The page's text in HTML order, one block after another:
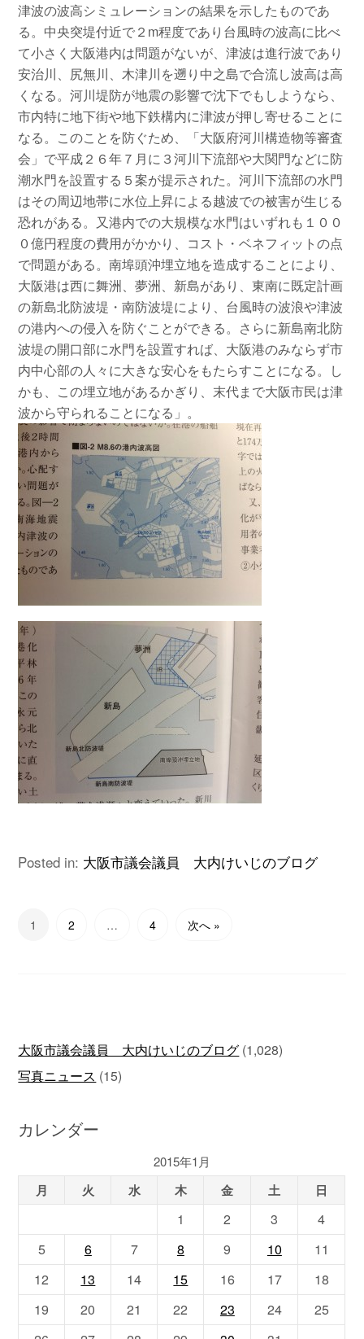
津波の波高シミュレーションの結果を示したものであ
る。中央突堤付近で２m程度であり台風時の波高に比べ
て小さく大阪港内は問題がないが、津波は進行波であり
安治川、尻無川、木津川を遡り中之島で合流し波高は高
くなる。河川堤防が地震の影響で沈下でもしようなら、
市内特に地下街や地下鉄構内に津波が押し寄せることに
なる。このことを防ぐため、「大阪府河川構造物等審査
会」で平成２６年７月に３河川下流部や大関門などに防
潮水門を設置する５案が提示された。河川下流部の水門
はその周辺地帯に水位上昇による越波での被害が生じる
恐れがある。又港内での大規模な水門はいずれも１００
０億円程度の費用がかかり、コスト・ベネフィットの点
で問題がある。南埠頭沖埋立地を造成することにより、
大阪港は西に舞洲、夢洲、新島があり、東南に既定計画
の新島北防波堤・南防波堤により、台風時の波浪や津波
の港内への侵入を防ぐことができる。さらに新島南北防
波堤の開口部に水門を設置すれば、大阪港のみならず市
内中心部の人々に大きな安心をもたらすことになる。し
かも、この埋立地があるかぎり、末代まで大阪市民は津
波から守られることになる」。
Posted in: 大阪市議会議員 大内けいじのブログ
1 2 … 4 次へ »
大阪市議会議員 大内けいじのブログ (1,028)
写真ニュース (15)
カレンダー
2015年1月
月 火 水 木 金 土 日
1 2 3
4
5
6 7 8 9 10
11
12
13 14 15 16 17
18
19
20 21 22 23 24
25